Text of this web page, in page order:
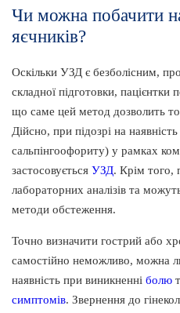
Чи можна побачити
яєчників?
Оскільки УЗД є безболісним,
складної підготовки, пацієнтки
що саме цей метод дозволить
Дійсно, при підозрі на
сальпінгоофориту) у рамках
застосовується УЗД. Крім того,
лабораторних аналізів та
методи обстеження.
Точно визначити гострий або
самостійно неможливо, можна
наявність при виникненні болю
симптомів. Звернення до